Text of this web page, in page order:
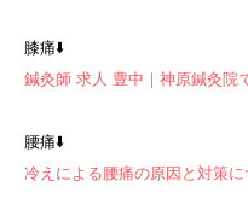
膝痛⬇️
鍼灸師 求人 豊中｜神原鍼灸院
腰痛⬇️
冷えによる腰痛の原因と対策に